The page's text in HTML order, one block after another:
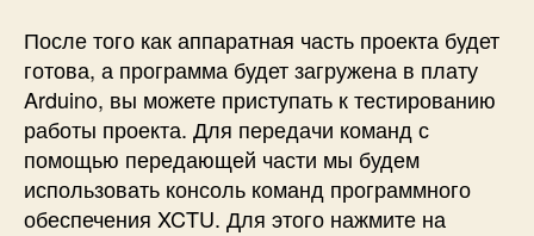
После того как аппаратная часть проекта будет
готова, а программа будет загружена в плату
Arduino, вы можете приступать к тестированию
работы проекта. Для передачи команд с
помощью передающей части мы будем
использовать консоль команд программного
обеспечения XCTU. Для этого нажмите на